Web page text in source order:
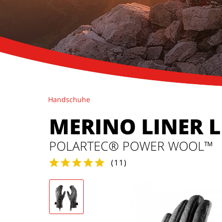
Handschuhe
MERINO LINER
POLARTEC® POWER WOOL™
(11)